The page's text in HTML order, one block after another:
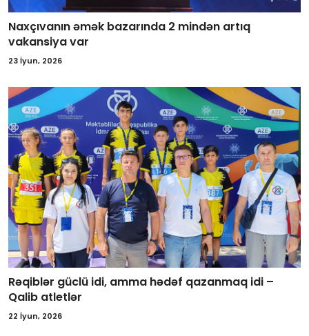
Naxçıvanın əmək bazarında 2 mindən artıq
vakansiya var
23 İyun, 2026
Rəqiblər güclü idi, amma hədəf qazanmaq idi –
Qalib atletlər
22 İyun, 2026